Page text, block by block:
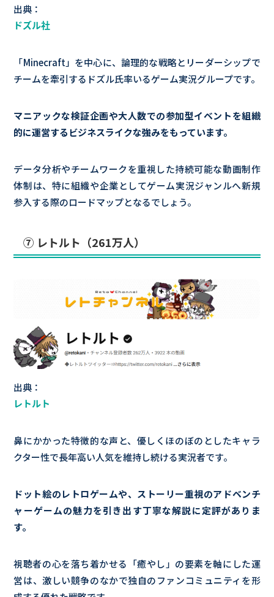
出典：
ドズル社
「Minecraft」を中心に、論理的な戦略とリーダーシップで
チームを牽引するドズル氏率いるゲーム実況グループです。
マニアックな検証企画や大人数での参加型イベントを組織
的に運営するビジネスライクな強みをもっています。
データ分析やチームワークを重視した持続可能な動画制作
体制は、特に組織や企業としてゲーム実況ジャンルへ新規
参入する際のロードマップとなるでしょう。
⑦ レトルト（261万人）
出典：
レトルト
鼻にかかった特徴的な声と、優しくほのぼのとしたキャラ
クター性で長年高い人気を維持し続ける実況者です。
ドット絵のレトロゲームや、ストーリー重視のアドベンチ
ャーゲームの魅力を引き出す丁寧な解説に定評がありま
す。
視聴者の心を落ち着かせる「癒やし」の要素を軸にした運
営は、激しい競争のなかで独自のファンコミュニティを形